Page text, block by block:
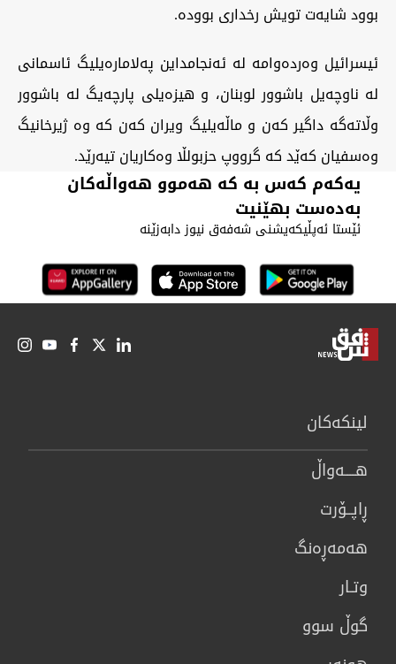
بوود شایەت تویش رخداری بوودە.
ئیسرائیل وەردەوامە لە ئەنجامداین پەلامارەیلیگ ئاسمانی
لە ناوچەیل باشوور لوبنان، و هیزەیلی پارچەیگ لە باشوور
وڵاتەگە داگیر کەن و ماڵەیلیگ ویران کەن کە وە ژیرخانیگ
وەسفیان کەێد کە گرووپ حزبولڵا وەکاریان تیەرێد.
یەکەم کەس بە کە هەموو هەواڵەکان
بەدەست بهێنیت
ئێستا ئەپڵیکەیشنی شەفەق نیوز دابەزێنە
لینكەكان
هــــه‌واڵ
ڕاپــۆرت
هه‌مه‌ڕه‌نگ
وتـار
گوڵ سوو